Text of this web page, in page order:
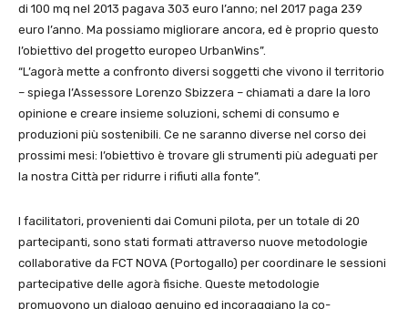
di 100 mq nel 2013 pagava 303 euro l’anno; nel 2017 paga 239
euro l’anno. Ma possiamo migliorare ancora, ed è proprio questo
l’obiettivo del progetto europeo UrbanWins”.
“L’agorà mette a confronto diversi soggetti che vivono il territorio
– spiega l’Assessore Lorenzo Sbizzera – chiamati a dare la loro
opinione e creare insieme soluzioni, schemi di consumo e
produzioni più sostenibili. Ce ne saranno diverse nel corso dei
prossimi mesi: l’obiettivo è trovare gli strumenti più adeguati per
la nostra Città per ridurre i rifiuti alla fonte”.
I facilitatori, provenienti dai Comuni pilota, per un totale di 20
partecipanti, sono stati formati attraverso nuove metodologie
collaborative da FCT NOVA (Portogallo) per coordinare le sessioni
partecipative delle agorà fisiche. Queste metodologie
promuovono un dialogo genuino ed incoraggiano la co-